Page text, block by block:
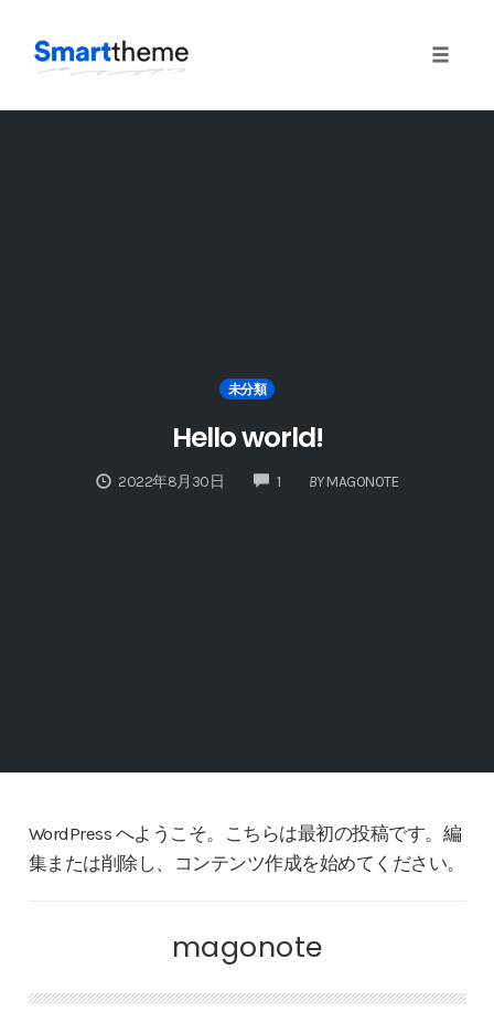
未分類
Hello world!
2022年8月30日 1COMMENTS
BY MAGONOTE
WordPress へようこそ。こちらは最初の投稿です。編
集または削除し、コンテンツ作成を始めてください。
magonote